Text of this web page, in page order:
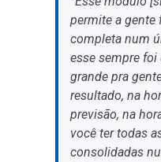
permite a gente
completa num
esse sempre
grande pra
resultado, na
previsão, na
você ter todas
consolidadas